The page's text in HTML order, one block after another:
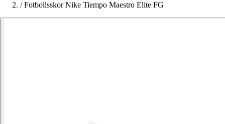
/ Fotbollsskor Nike Tiempo Maestro Elite FG